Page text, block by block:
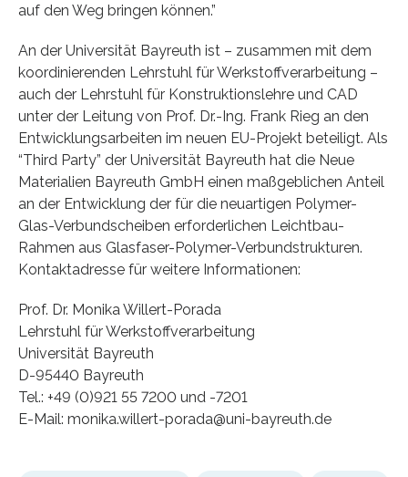
auf den Weg bringen können.”
An der Universität Bayreuth ist – zusammen mit dem
koordinierenden Lehrstuhl für Werkstoffverarbeitung –
auch der Lehrstuhl für Konstruktionslehre und CAD
unter der Leitung von Prof. Dr.-Ing. Frank Rieg an den
Entwicklungsarbeiten im neuen EU-Projekt beteiligt. Als
“Third Party” der Universität Bayreuth hat die Neue
Materialien Bayreuth GmbH einen maßgeblichen Anteil
an der Entwicklung der für die neuartigen Polymer-
Glas-Verbundscheiben erforderlichen Leichtbau-
Rahmen aus Glasfaser-Polymer-Verbundstrukturen.
Kontaktadresse für weitere Informationen:
Prof. Dr. Monika Willert-Porada
Lehrstuhl für Werkstoffverarbeitung
Universität Bayreuth
D-95440 Bayreuth
Tel.: +49 (0)921 55 7200 und -7201
E-Mail: monika.willert-porada@uni-bayreuth.de